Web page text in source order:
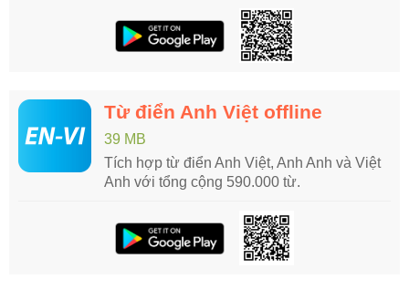
Từ điển Anh Việt offline
39 MB
Tích hợp từ điển Anh Việt, Anh Anh và Việt
Anh với tổng cộng 590.000 từ.